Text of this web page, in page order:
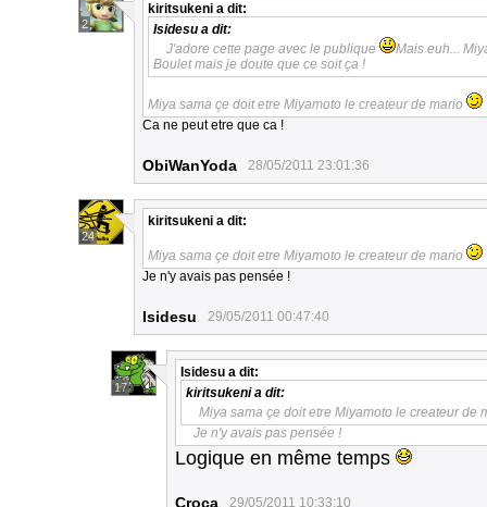
2
kiritsukeni a dit:
Isidesu a dit:
J'adore cette page avec le publique
Mais euh...
Boulet mais je doute que ce soit ça !
Miya sama çe doit etre Miyamoto le createur de mario
Ca ne peut etre que ca !
ObiWanYoda 28/05/2011 23:01:36
24
kiritsukeni a dit:
Miya sama çe doit etre Miyamoto le createur de mario
Je n'y avais pas pensée !
Isidesu 29/05/2011 00:47:40
17
Isidesu a dit:
kiritsukenia dit:
Miya sama çe doit etre Miyamoto le createur de
Je n'y avais pas pensée !
Logique en même temps
Croca 29/05/2011 10:33:10